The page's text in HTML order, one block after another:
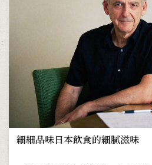
細細品味日本飲食的細膩滋味